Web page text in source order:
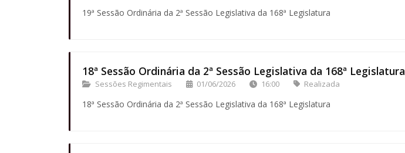
19ª Sessão Ordinária da 2ª Sessão Legislativa da 168ª Legislatura
18ª Sessão Ordinária da 2ª Sessão Legislativa da 168ª Legislatura
Sessões Regimentais 01/06/2026 16:00 Realizada
18ª Sessão Ordinária da 2ª Sessão Legislativa da 168ª Legislatura